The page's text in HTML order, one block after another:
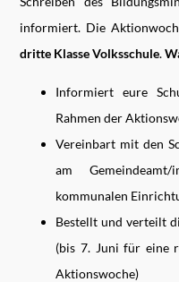
informiert. Die
dritte Klasse Volksschule.
Informiert eure
Rahmen der
Vereinbart mit den
am
kommunalen
Bestellt und verteilt
(bis 7. Juni für eine
Aktionswoche)